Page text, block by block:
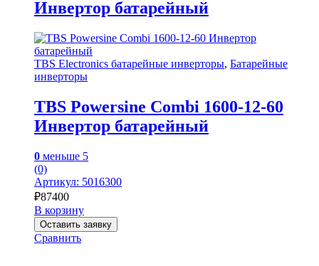
Инвертор батарейный
TBS Electronics батарейные инверторы, Батарейные
инверторы
TBS Powersine Combi 1600-12-60
Инвертор батарейный
0 меньше 5
(0)
Артикул: 5016300
₽87400
В корзину
Оставить заявку
Сравнить